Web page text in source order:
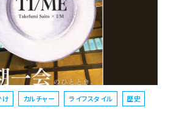
け カルチャー ライフスタイル 歴史